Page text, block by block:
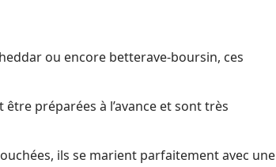
ou encore betterave-boursin, ces
préparées à l’avance et sont très
ils se marient parfaitement avec une